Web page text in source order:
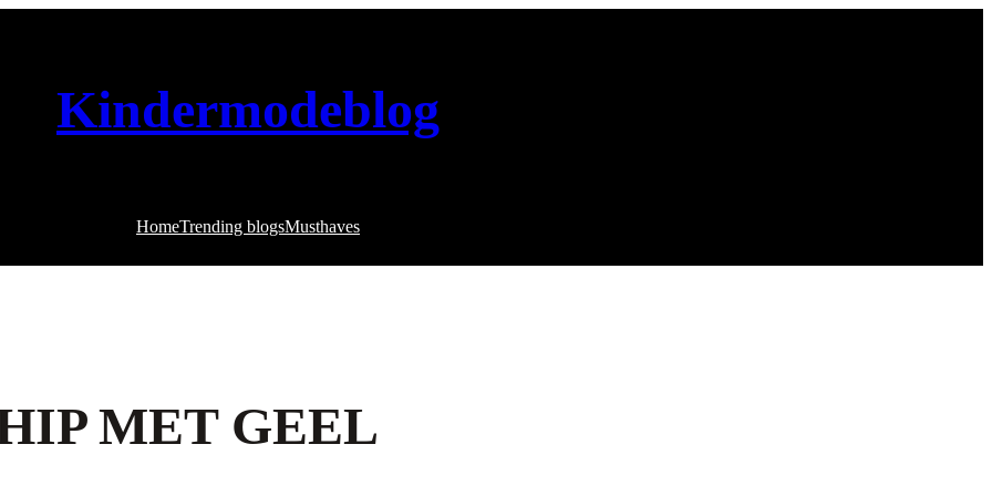
Kindermodeblog
HomeTrending blogsMusthaves
MET GEEL